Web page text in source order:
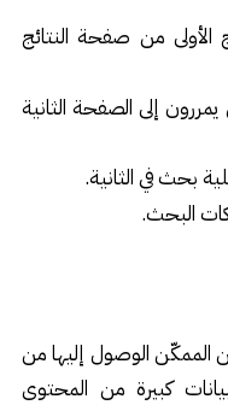
الأولى من صفحة النتائج
يمررون إلى الصفحة الثانية
بحث في الثانية.
البحث.
الممكّن الوصول إليها من
كبيرة من المحتوى